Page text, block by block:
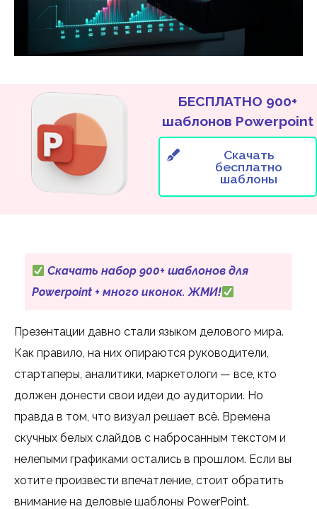
БЕСПЛАТНО 900+
шаблонов Powerpoint
Скачать
бесплатно
шаблоны
Скачать набор 900+ шаблонов для
Powerpoint + много иконок. ЖМИ!
Презентации давно стали языком делового мира.
Как правило, на них опираются руководители,
стартаперы, аналитики, маркетологи — все, кто
должен донести свои идеи до аудитории. Но
правда в том, что визуал решает всё. Времена
скучных белых слайдов с набросанным текстом и
нелепыми графиками остались в прошлом. Если вы
хотите произвести впечатление, стоит обратить
внимание на деловые шаблоны PowerPoint.